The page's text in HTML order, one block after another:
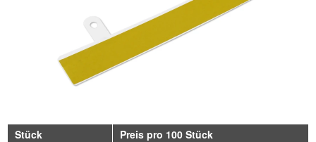
Stück
Preis pro 100 Stück